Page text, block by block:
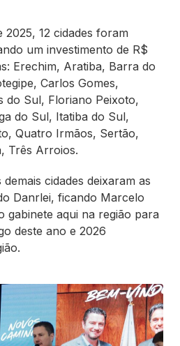
2025, 12 cidades foram
um investimento de R$
Erechim, Aratiba, Barra do
Carlos Gomes,
do Sul, Floriano Peixoto,
do Sul, Itatiba do Sul,
Quatro Irmãos, Sertão,
Três Arroios.
cidades deixaram as
Danrlei, ficando Marcelo
gabinete aqui na região para
deste ano e 2026